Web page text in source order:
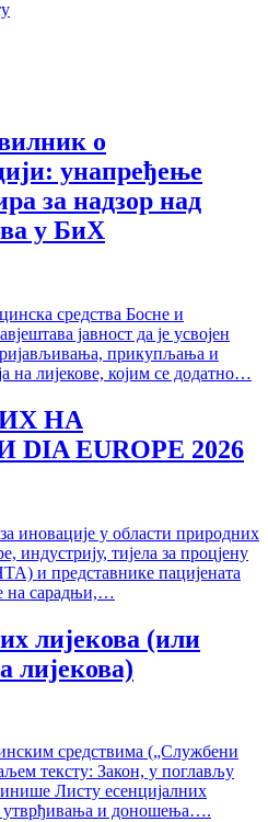
о
унапређење
за надзор над
у БиХ
средства Босне и
јавност да је усвојен
прикупљања и
на лијекове, којим се додатно…
НА
EUROPE 2026
иновације у области природних
индустрију, тијела за процјену
и представнике пацијената
на сарадњи,…
лијекова (или
лијекова)
средствима („Службени
тексту: Закон, у поглављу
Листу есенцијалних
утврђивања и доношења….